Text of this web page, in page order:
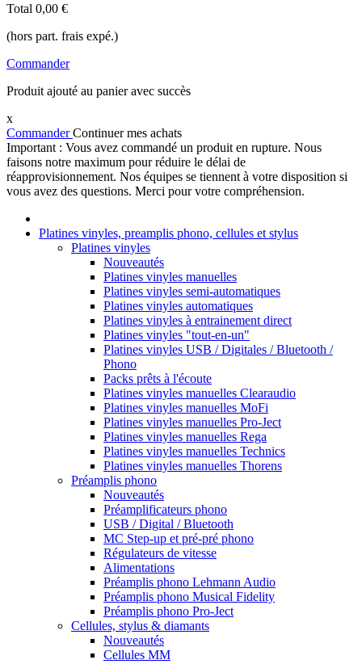
Total 0,00 €
(hors part. frais expé.)
Commander
Produit ajouté au panier avec succès
x
CommanderContinuer mes achats
Important : Vous avez commandé un produit en rupture. Nous
faisons notre maximum pour réduire le délai de
réapprovisionnement. Nos équipes se tiennent à votre disposition si
vous avez des questions. Merci pour votre compréhension.
Platines vinyles, preamplis phono, cellules et stylus
Platines vinyles
Nouveautés
Platines vinyles manuelles
Platines vinyles semi-automatiques
Platines vinyles automatiques
Platines vinyles à entrainement direct
Platines vinyles "tout-en-un"
Platines vinyles USB / Digitales / Bluetooth /
Phono
Packs prêts à l'écoute
Platines vinyles manuelles Clearaudio
Platines vinyles manuelles MoFi
Platines vinyles manuelles Pro-Ject
Platines vinyles manuelles Rega
Platines vinyles manuelles Technics
Platines vinyles manuelles Thorens
Préamplis phono
Nouveautés
Préamplificateurs phono
USB / Digital / Bluetooth
MC Step-up et pré-pré phono
Régulateurs de vitesse
Alimentations
Préamplis phono Lehmann Audio
Préamplis phono Musical Fidelity
Préamplis phono Pro-Ject
Cellules, stylus & diamants
Nouveautés
Cellules MM